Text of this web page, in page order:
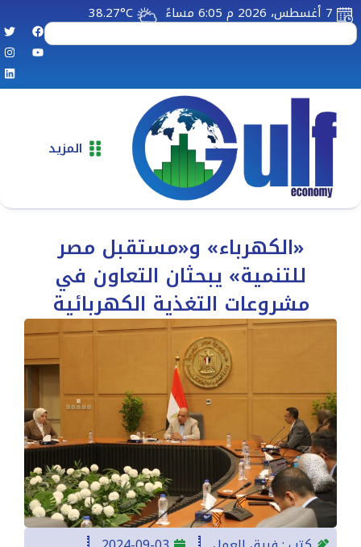
7 أغسطس، 2026 م 6:05 مساءً 38.27°C
المزيد
«الكهرباء» و«مستقبل مصر
للتنمية» يبحثان التعاون في
مشروعات التغذية الكهربائية